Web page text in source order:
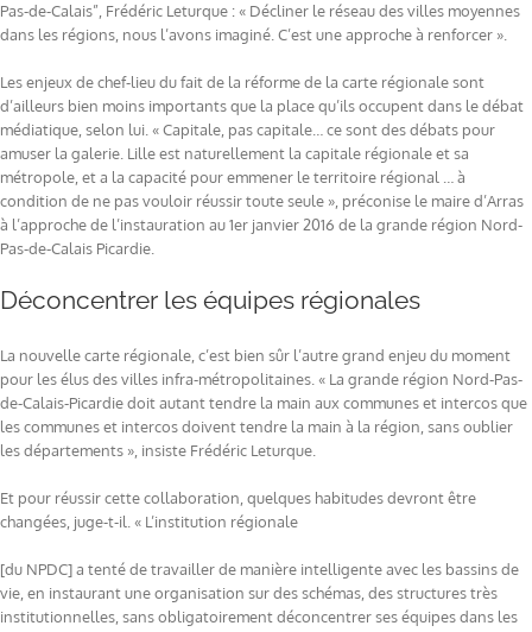
Pas-de-Calais”, Frédéric Leturque : « Décliner le réseau des villes moyennes
dans les régions, nous l’avons imaginé. C’est une approche à renforcer ».
Les enjeux de chef-lieu du fait de la réforme de la carte régionale sont
d’ailleurs bien moins importants que la place qu’ils occupent dans le débat
médiatique, selon lui. « Capitale, pas capitale… ce sont des débats pour
amuser la galerie. Lille est naturellement la capitale régionale et sa
métropole, et a la capacité pour emmener le territoire régional … à
condition de ne pas vouloir réussir toute seule », préconise le maire d’Arras
à l’approche de l’instauration au 1er janvier 2016 de la grande région Nord-
Pas-de-Calais Picardie.
Déconcentrer les équipes régionales
La nouvelle carte régionale, c’est bien sûr l’autre grand enjeu du moment
pour les élus des villes infra-métropolitaines. « La grande région Nord-Pas-
de-Calais-Picardie doit autant tendre la main aux communes et intercos que
les communes et intercos doivent tendre la main à la région, sans oublier
les départements », insiste Frédéric Leturque.
Et pour réussir cette collaboration, quelques habitudes devront être
changées, juge-t-il. « L’institution régionale
[du NPDC] a tenté de travailler de manière intelligente avec les bassins de
vie, en instaurant une organisation sur des schémas, des structures très
institutionnelles, sans obligatoirement déconcentrer ses équipes dans les